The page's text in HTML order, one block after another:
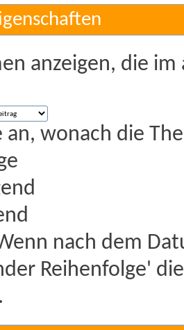
anzeigen, die
an, wonach die
nach dem
Reihenfolge'